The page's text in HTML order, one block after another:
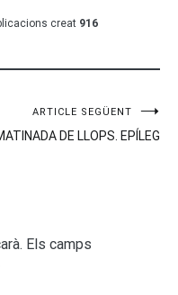
creat 916
ARTICLE SEGÜENT
DE LLOPS. EPÍLEG
Els camps